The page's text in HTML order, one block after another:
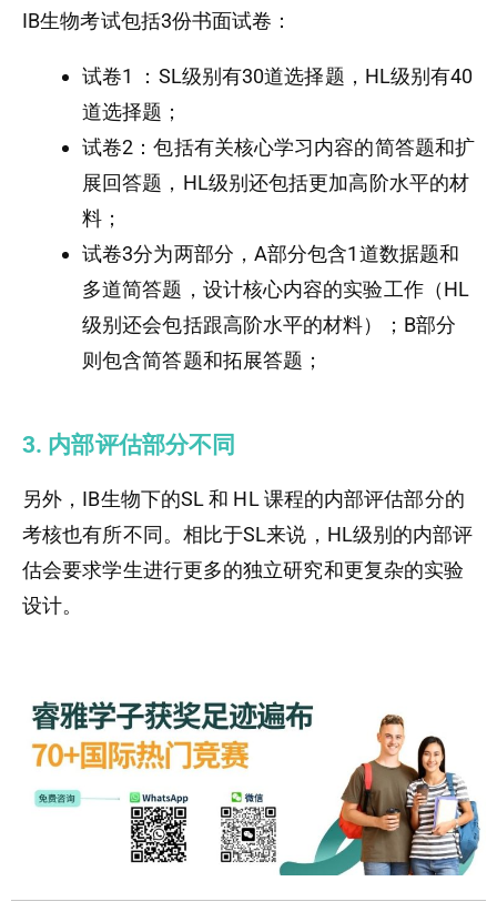
IB生物考试包括3份书面试卷：
试卷1 ：SL级别有30道选择题，HL级别有40
道选择题；
试卷2：包括有关核心学习内容的简答题和扩
展回答题，HL级别还包括更加高阶水平的材
料；
试卷3分为两部分，A部分包含1道数据题和
多道简答题，设计核心内容的实验工作（HL
级别还会包括跟高阶水平的材料）；B部分
则包含简答题和拓展答题；
3. 内部评估部分不同
另外，IB生物下的SL 和 HL 课程的内部评估部分的
考核也有所不同。相比于SL来说，HL级别的内部评
估会要求学生进行更多的独立研究和更复杂的实验
设计。